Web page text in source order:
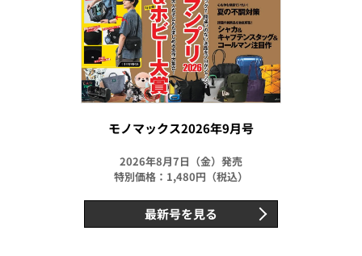
モノマックス2026年9月号
2026年8月7日（金）発売
特別価格：1,480円（税込）
最新号を見る